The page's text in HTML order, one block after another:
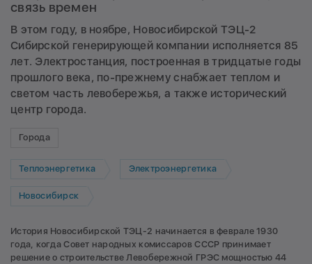
связь времен
В этом году, в ноябре, Новосибирской ТЭЦ-2
Сибирской генерирующей компании исполняется 85
лет. Электростанция, построенная в тридцатые годы
прошлого века, по-прежнему снабжает теплом и
светом часть левобережья, а также исторический
центр города.
Города
Теплоэнергетика Электроэнергетика
Новосибирск
История Новосибирской ТЭЦ-2 начинается в феврале 1930
года, когда Совет народных комиссаров СССР принимает
решение о строительстве Левобережной ГРЭС мощностью 44